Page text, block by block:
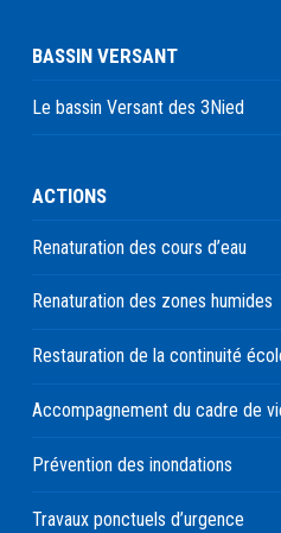
BASSIN VERSANT
Le bassin Versant des 3Nied
ACTIONS
Renaturation des cours d’eau
Renaturation des zones humides
Restauration de la continuité
Accompagnement du cadre de
Prévention des inondations
Travaux ponctuels d’urgence